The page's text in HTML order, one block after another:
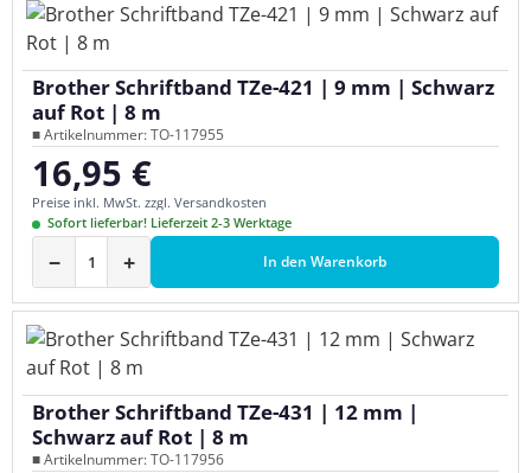
Brother Schriftband TZe-421 | 9 mm | Schwarz
auf Rot | 8 m
■ Artikelnummer: TO-117955
Regulärer Preis:
16,95 €
Preise inkl. MwSt. zzgl. Versandkosten
Sofort lieferbar! Lieferzeit 2-3 Werktage
− + In den Warenkorb
Brother Schriftband TZe-431 | 12 mm |
Schwarz auf Rot | 8 m
■ Artikelnummer: TO-117956